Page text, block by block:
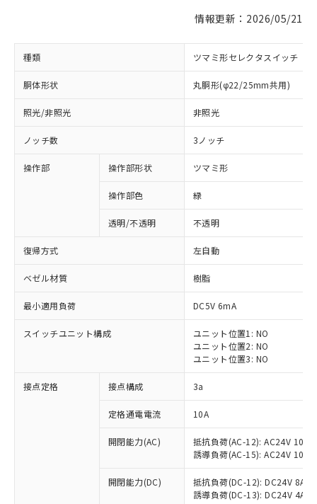
情報更新：2026/05/21
種類 ツマミ形セレクタスイッチ
胴体形状 丸胴形(φ22/25mm共用)
照光/非照光 非照光
ノッチ数 3ノッチ
操作部 操作部形状 ツマミ形
操作部色 緑
透明/不透明 不透明
復帰方式 左自動
ベゼル材質 樹脂
最小適用負荷 DC5V 6mA
スイッチユニット構成
ユニット位置1: NO
ユニット位置2: NO
ユニット位置3: NO
接点定格 接点構成 3a
定格通電電流 10A
開閉能力(AC)
抵抗負荷(AC-12): AC24V 10A/
誘導負荷(AC-15): AC24V
開閉能力(DC)
抵抗負荷(DC-12): DC24V 8A/
誘導負荷(DC-13): DC24V 4A/
ご利用条件
対応済み：EU RoHS指令（10物質）の
非含有に対応した製品が提供可能な商品で
有に対応した製品に切り替える予定のある